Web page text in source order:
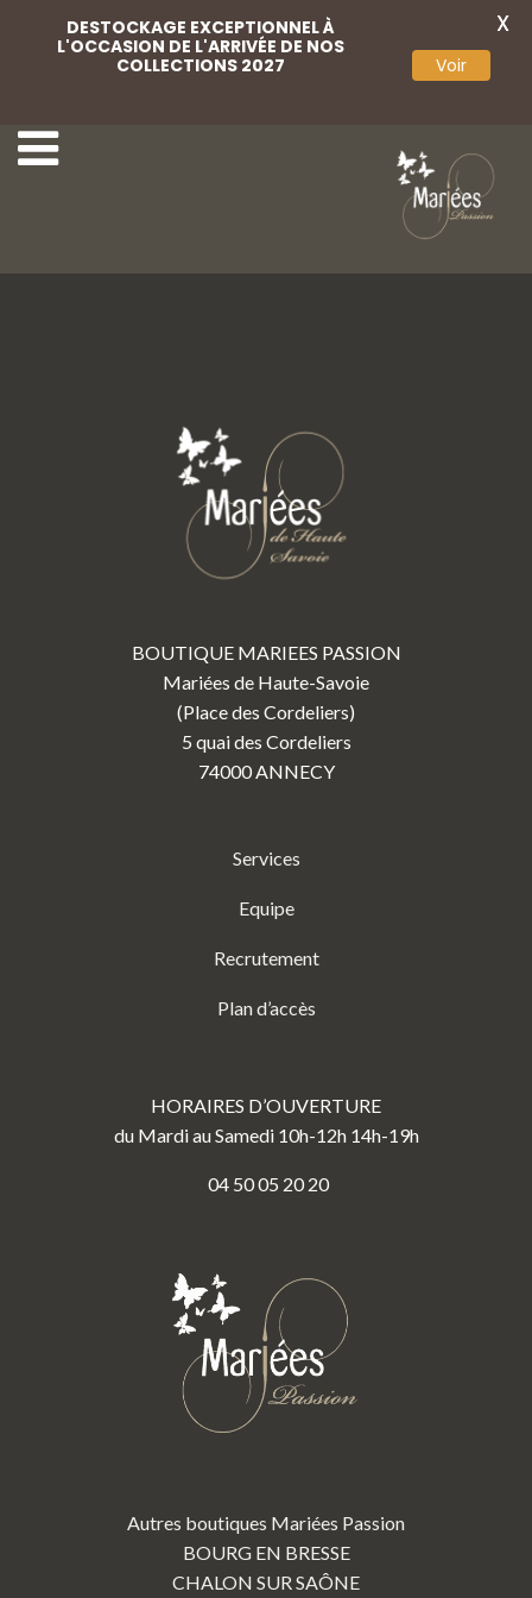
BOUTIQUE MARIEES PASSION
Mariées de Haute-Savoie
(Place des Cordeliers)
5 quai des Cordeliers
74000 ANNECY
Services
Equipe
Recrutement
Plan d’accès
HORAIRES D’OUVERTURE
du Mardi au Samedi 10h-12h 14h-19h
04 50 05 20 20
Autres boutiques Mariées Passion
BOURG EN BRESSE
CHALON SUR SAÔNE
DESTOCKAGE EXCEPTIONNEL À
L'OCCASION DE L'ARRIVÉE DE NOS
COLLECTIONS 2027
Voir
X